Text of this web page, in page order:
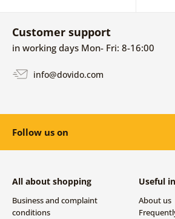
Customer support
in working days Mon- Fri: 8-16:00
info@dovido.com
Follow us on
All about shopping
Business and complaint
conditions
Useful
About us